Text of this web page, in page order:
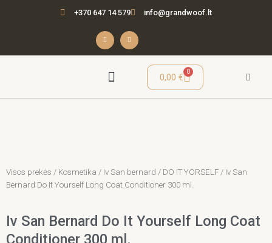
+370 647 14 579 info@grandwoof.lt
F
a
e
b
I
n
t
a
0,00€
0
Cart
Visos prekės / Kosmetika / Iv San bernard / DO IT YORSELF / Iv San
Bernard Do It Yourself Long Coat Conditioner 300 ml.
Iv San Bernard Do It Yourself Long Coat
Conditioner 300 ml.